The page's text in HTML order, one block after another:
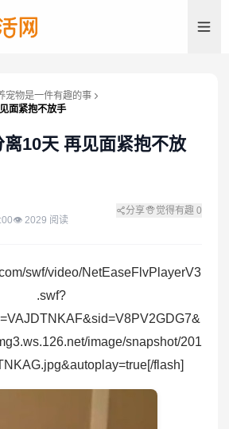
宠物是一件有趣的事
面紧抱不放手
10天 再见面紧抱不放
👁 2029 阅读
分享 觉得有趣 0
swf/video/NetEaseFlvPlayerV3
.swf?
image/snapshot/201
flash]